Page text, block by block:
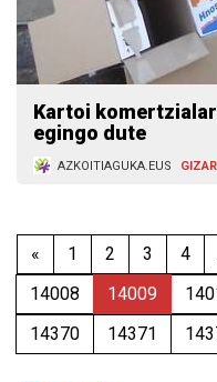
Kartoi
egingo dute
AZKOITIAGUKA.EUS
« 1 2 3 4
14008
14009
14370
14371